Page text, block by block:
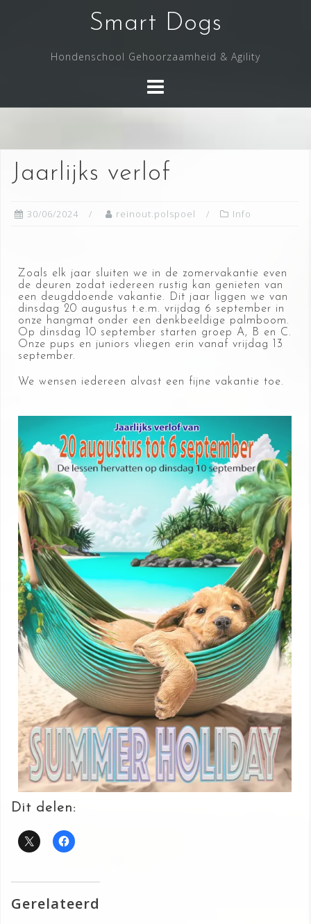
Smart Dogs
Hondenschool Gehoorzaamheid & Agility
Jaarlijks verlof
30/06/2024 reinout.polspoel Info
Zoals elk jaar sluiten we in de zomervakantie even
de deuren zodat iedereen rustig kan genieten van
een deugddoende vakantie. Dit jaar liggen we van
dinsdag 20 augustus t.e.m. vrijdag 6 september in
onze hangmat onder een denkbeeldige palmboom.
Op dinsdag 10 september starten groep A, B en C.
Onze pups en juniors vliegen erin vanaf vrijdag 13
september.
We wensen iedereen alvast een fijne vakantie toe.
Dit delen:
Gerelateerd